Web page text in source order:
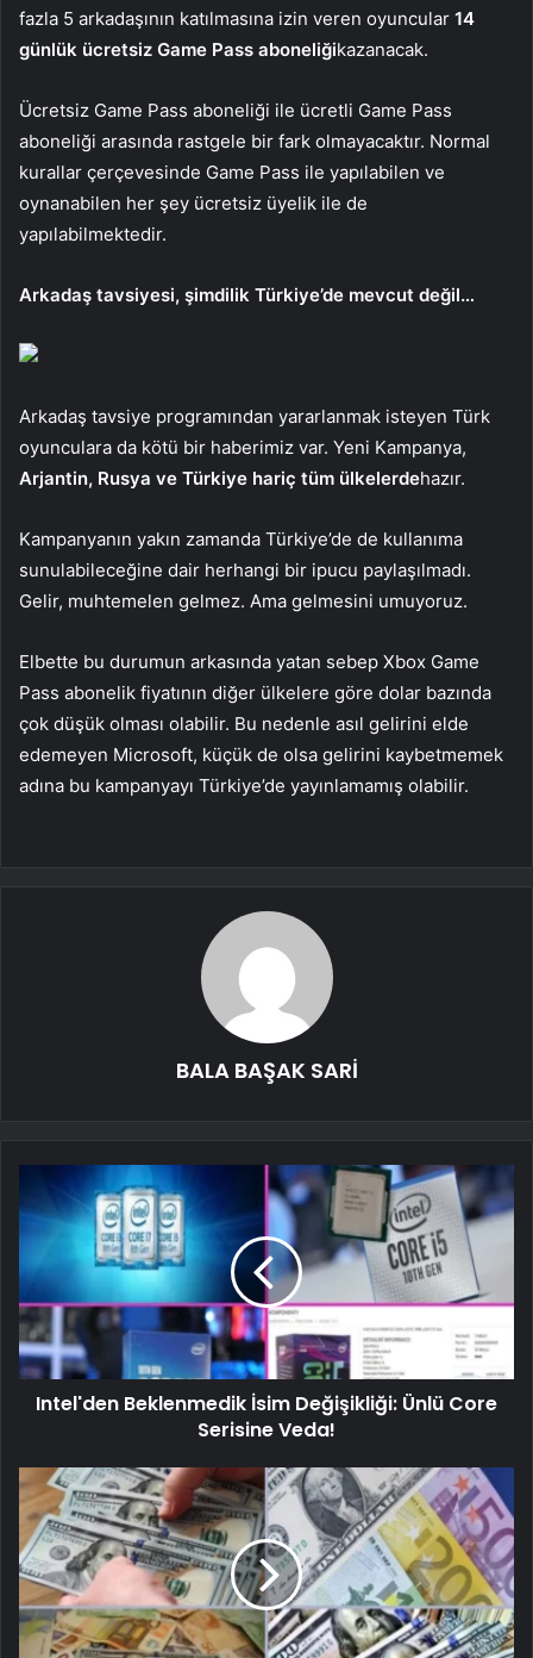
fazla 5 arkadaşının katılmasına izin veren oyuncular 14
günlük ücretsiz Game Pass aboneliğikazanacak.
Ücretsiz Game Pass aboneliği ile ücretli Game Pass
aboneliği arasında rastgele bir fark olmayacaktır. Normal
kurallar çerçevesinde Game Pass ile yapılabilen ve
oynanabilen her şey ücretsiz üyelik ile de
yapılabilmektedir.
Arkadaş tavsiyesi, şimdilik Türkiye’de mevcut değil…
Arkadaş tavsiye programından yararlanmak isteyen Türk
oyunculara da kötü bir haberimiz var. Yeni Kampanya,
Arjantin, Rusya ve Türkiye hariç tüm ülkelerdehazır.
Kampanyanın yakın zamanda Türkiye’de de kullanıma
sunulabileceğine dair herhangi bir ipucu paylaşılmadı.
Gelir, muhtemelen gelmez. Ama gelmesini umuyoruz.
Elbette bu durumun arkasında yatan sebep Xbox Game
Pass abonelik fiyatının diğer ülkelere göre dolar bazında
çok düşük olması olabilir. Bu nedenle asıl gelirini elde
edemeyen Microsoft, küçük de olsa gelirini kaybetmemek
adına bu kampanyayı Türkiye’de yayınlamamış olabilir.
BALA BAŞAK SARİ
Intel'den Beklenmedik İsim Değişikliği: Ünlü Core
Serisine Veda!